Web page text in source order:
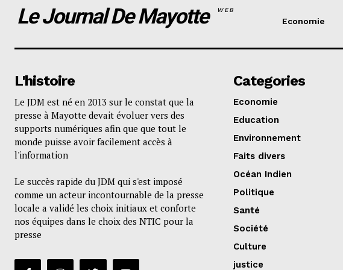
Le Journal De Mayotte WEB
Economie
L'histoire
Le JDM est né en 2013 sur le constat que la
presse à Mayotte devait évoluer vers des
supports numériques afin que que tout le
monde puisse avoir facilement accès à
l'information
Le succès rapide du JDM qui s'est imposé
comme un acteur incontournable de la presse
locale a validé les choix initiaux et conforte
nos équipes dans le choix des NTIC pour la
presse
Categories
Economie
Education
Environnement
Faits divers
Océan Indien
Politique
Santé
Société
Culture
justice